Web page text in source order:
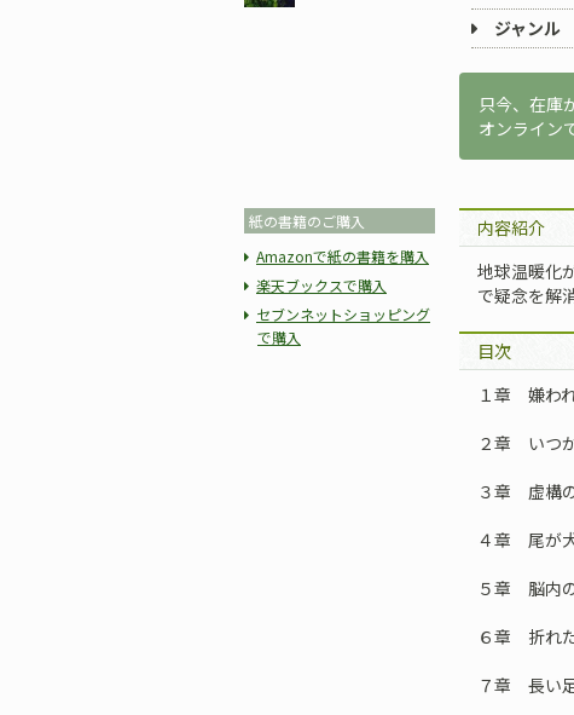
ジャンル
只今、在庫
オンライン
紙の書籍のご購入
Amazonで紙の書籍を購入
楽天ブックスで購入
セブンネットショッピング
で購入
内容紹介
地球温暖化
で疑念を解
目次
１章 嫌わ
２章 いつ
３章 虚構
４章 尾が
５章 脳内
６章 折れ
７章 長い